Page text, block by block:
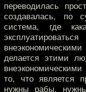
переводилась
создавалась, по
система, где
делается этими
то, что является
нужны рабы,